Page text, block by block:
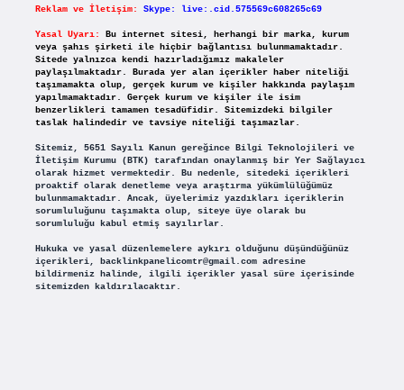
Reklam ve İletişim: Skype: live:.cid.575569c608265c69
Yasal Uyarı:
Bu internet sitesi, herhangi bir marka, kurum
veya şahıs şirketi ile hiçbir bağlantısı bulunmamaktadır.
Sitede yalnızca kendi hazırladığımız makaleler
paylaşılmaktadır. Burada yer alan içerikler haber niteliği
taşımamakta olup, gerçek kurum ve kişiler hakkında paylaşım
yapılmamaktadır. Gerçek kurum ve kişiler ile isim
benzerlikleri tamamen tesadüfidir. Sitemizdeki bilgiler
taslak halindedir ve tavsiye niteliği taşımazlar.
Sitemiz, 5651 Sayılı Kanun gereğince Bilgi Teknolojileri ve
İletişim Kurumu (BTK) tarafından onaylanmış bir Yer Sağlayıcı
olarak hizmet vermektedir. Bu nedenle, sitedeki içerikleri
proaktif olarak denetleme veya araştırma yükümlülüğümüz
bulunmamaktadır. Ancak, üyelerimiz yazdıkları içeriklerin
sorumluluğunu taşımakta olup, siteye üye olarak bu
sorumluluğu kabul etmiş sayılırlar.
Hukuka ve yasal düzenlemelere aykırı olduğunu düşündüğünüz
içerikleri, backlinkpanelicomtr@gmail.comadresine
bildirmeniz halinde, ilgili içerikler yasal süre içerisinde
sitemizden kaldırılacaktır.